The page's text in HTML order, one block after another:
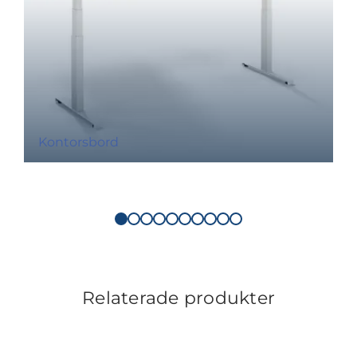
Kontorsbord
Relaterade produkter